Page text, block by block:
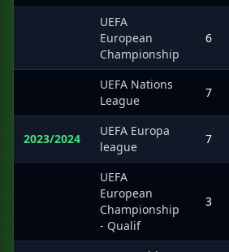
UEFA
European
Championship
6
UEFA Nations
League
7
2023/2024
UEFA Europa
league
7
UEFA
European
Championship
- Qualif
3